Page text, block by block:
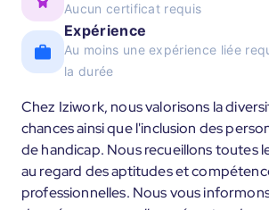
Aucun certificat requis
Expérience
Au moins une expérience liée
la durée
Chez Iziwork, nous valorisons la
chances ainsi que l'inclusion des
de handicap. Nous recueillons toutes
au regard des aptitudes et
professionnelles. Nous vous